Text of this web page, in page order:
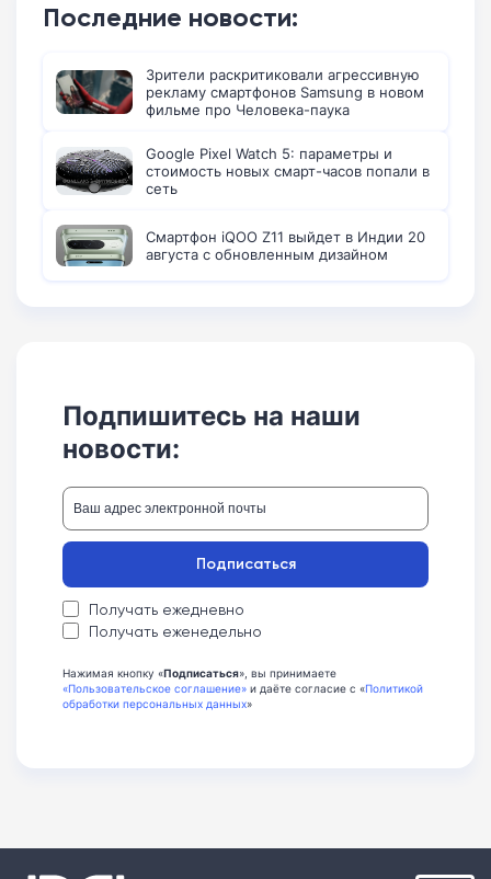
Последние новости:
Зрители раскритиковали агрессивную
рекламу смартфонов Samsung в новом
фильме про Человека-паука
Google Pixel Watch 5: параметры и
стоимость новых смарт-часов попали в
сеть
Смартфон iQOO Z11 выйдет в Индии 20
августа с обновленным дизайном
Подпишитесь на наши
новости:
Получать ежедневно
Получать еженедельно
Подписаться
Нажимая кнопку «Подписаться», вы принимаете
«Пользовательское соглашение» и даёте согласие с «Политикой
обработки персональных данных»